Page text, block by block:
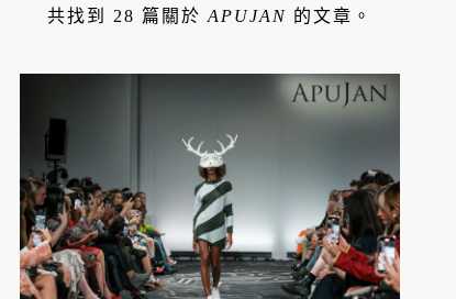
共找到 28 篇關於 APUJAN 的文章。